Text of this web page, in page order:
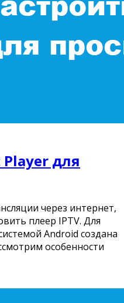
для
через интернет,
плеер IPTV. Для
Android создана
особенности